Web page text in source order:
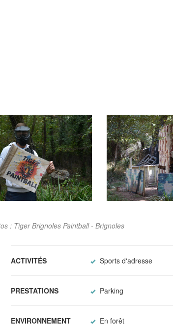
: Tiger Brignoles Paintball - Brignoles
ACTIVITÉS Sports d'adresse
PRESTATIONS Parking
ENVIRONNEMENT En forêt